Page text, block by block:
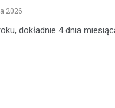
2026
dokładnie 4 dnia